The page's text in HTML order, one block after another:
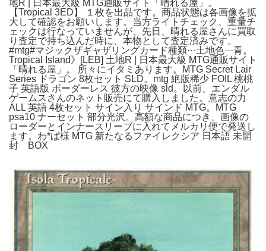
地R | 日本最大級 MTG通販サイト「晴れる屋」。
【Tropical 3ED】 １枚を出品です。商品状態は各画像を拡
大して確認をお願いします。当方ライトチェック、重量チ
ェックは行なっていませんが、先日、晴れる屋さんに買取
り査定で持ち込んだ時に、本物として査定済みです。
#mtg#マジックザギャザリングカード種類···土地色···青。
Tropical Island》[LEB] 土地R | 日本最大級 MTG通販サイト
「晴れる屋」。 所々にイタミあります。MTG Secret Lair
Series ドラゴン 8枚セット SLD。mtg 絶版稀少 FOIL 桃桃
子 英語版 ボーダーレス 彼方の映像 sld。以前、エンダル
ゲームスさんのネット販売にて購入しました。意志の力
ALL 英語 4枚セット サイン入り サインド MTG。MTG
psa10 ナーセット 部分光沢。高額な商品につき、画像の
ローダーとインナースリーブに入れてメルカリ便で発送し
ます。わ*ぱ様 MTG 新たなるファイレクシア 日本語 未開
封 BOX